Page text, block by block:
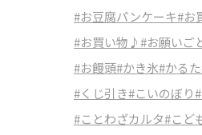
#お豆腐パンケーキ#お
#お買い物♪#お願いご
#お饅頭#かき氷#かるた
#くじ引き#こいのぼり
#ことわざカルタ#こど